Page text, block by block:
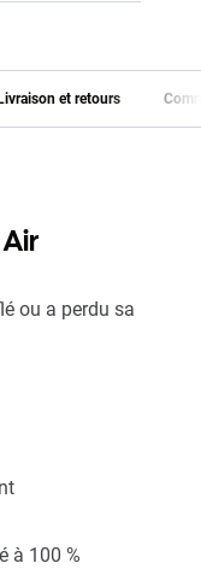
Livraison et retours
ou a perdu sa
à 100 %